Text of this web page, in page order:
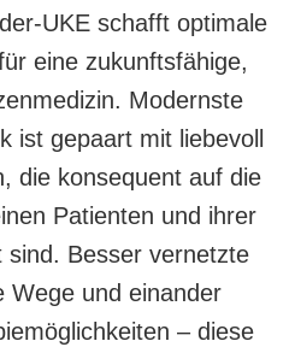
UKE schafft optimale
eine zukunftsfähige,
Modernste
ist gepaart mit liebevoll
die konsequent auf die
Patienten und ihrer
sind. Besser vernetzte
Wege und einander
– diese